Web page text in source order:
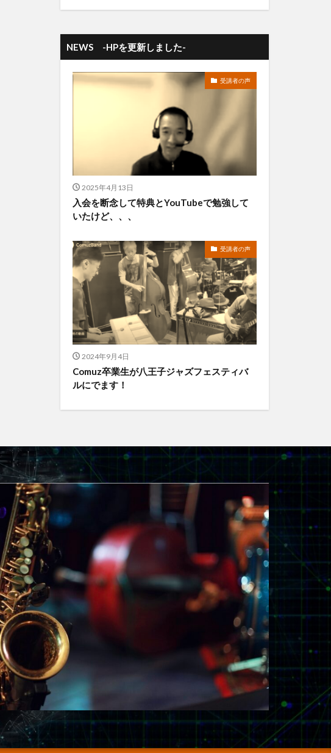
NEWS -HPを更新しました-
受講者の声
2025年4月13日
入会を断念して特典とYouTubeで勉強して
いたけど、、、
受講者の声
2024年9月4日
Comuz卒業生が八王子ジャズフェスティバ
ルにでます！